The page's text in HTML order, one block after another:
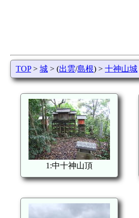
TOP> 城 > (出雲/島根) > 十神山城
1:中十神山頂